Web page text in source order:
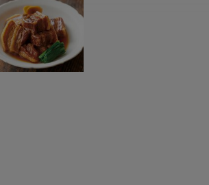
電気圧力鍋一覧